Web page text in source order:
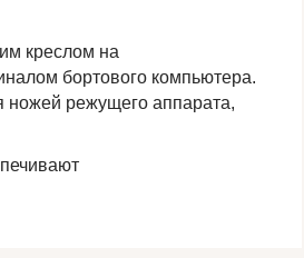
креслом на
бортового компьютера.
ножей режущего аппарата,